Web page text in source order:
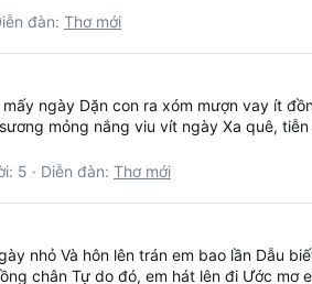
đàn: Thơ mới
ngày Dặn con ra xóm mượn vay ít
mỏng nắng viu vít ngày Xa quê,
5 Diễn đàn: Thơ mới
nhỏ Và hôn lên trán em bao lần Dẫu
chân Tự do đó, em hát lên đi Ước mơ